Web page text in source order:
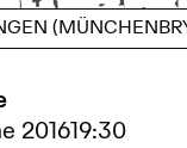
201619:30